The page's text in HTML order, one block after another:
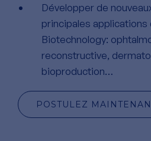
Développer de
principales applications
Biotechnology:
reconstructive,
bioproduction…
POSTULEZ